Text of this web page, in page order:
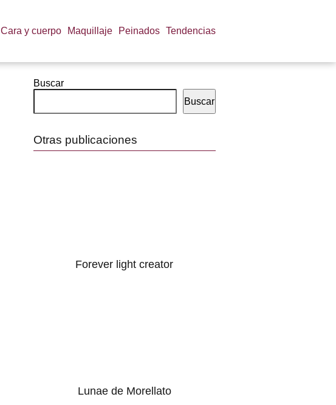
Cara y cuerpo Maquillaje Peinados Tendencias
Buscar
Buscar
Otras publicaciones
Forever light creator
Lunae de Morellato